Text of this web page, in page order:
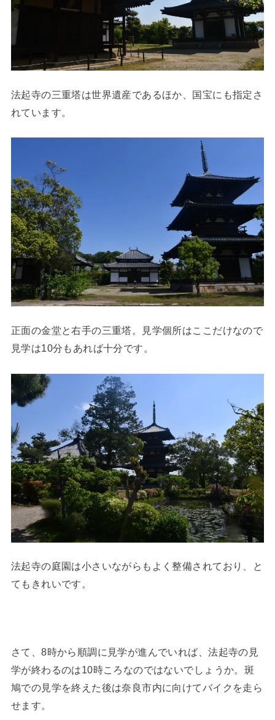
法起寺の三重塔は世界遺産であるほか、国宝にも指定さ
れています。
正面の金堂と右手の三重塔。見学個所はここだけなので
見学は10分もあれば十分です。
法起寺の庭園は小さいながらもよく整備されており、と
てもきれいです。
さて、8時から順調に見学が進んでいれば、法起寺の見
学が終わるのは10時ころなのではないでしょうか。斑
鳩での見学を終えた後は奈良市内に向けてバイクを走ら
せます。